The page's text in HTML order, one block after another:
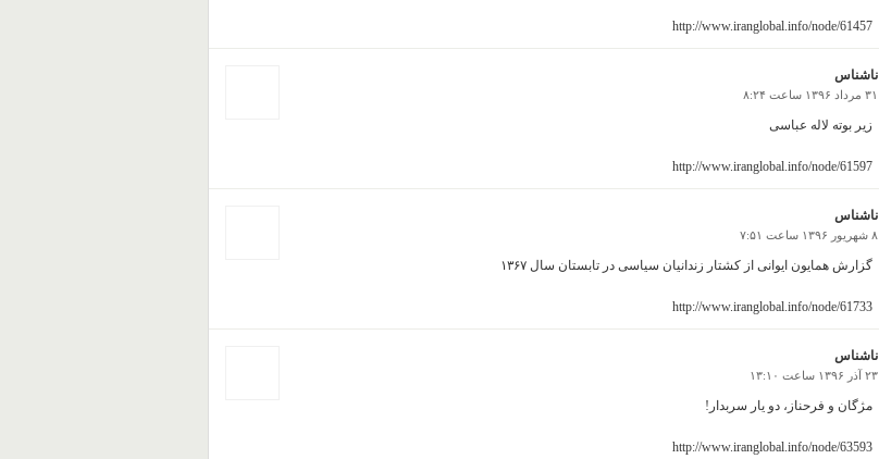
http://www.iranglobal.info/node/61457
ناشناس
۳۱ مرداد ۱۳۹۶ ساعت ۸:۲۴
زیر بوته لاله عباسی
http://www.iranglobal.info/node/61597
ناشناس
۸ شهریور ۱۳۹۶ ساعت ۷:۵۱
گزارش همایون ایوانی از کشتار زندانیان سیاسی در تابستان سال ۱۳۶۷
http://www.iranglobal.info/node/61733
ناشناس
۲۳ آذر ۱۳۹۶ ساعت ۱۳:۱۰
مژگان و فرحناز، دو یار سربدار!
http://www.iranglobal.info/node/63593